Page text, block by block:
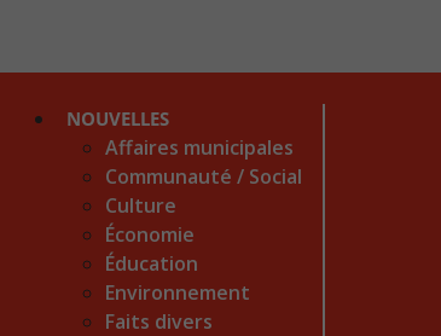
NOUVELLES
Affaires municipales
Communauté / Social
Culture
Économie
Éducation
Environnement
Faits divers